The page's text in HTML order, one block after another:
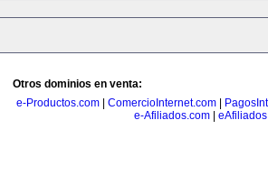
Otros dominios en venta:
e-Productos.com
ComercioInternet.com
e-Afiliados.com|